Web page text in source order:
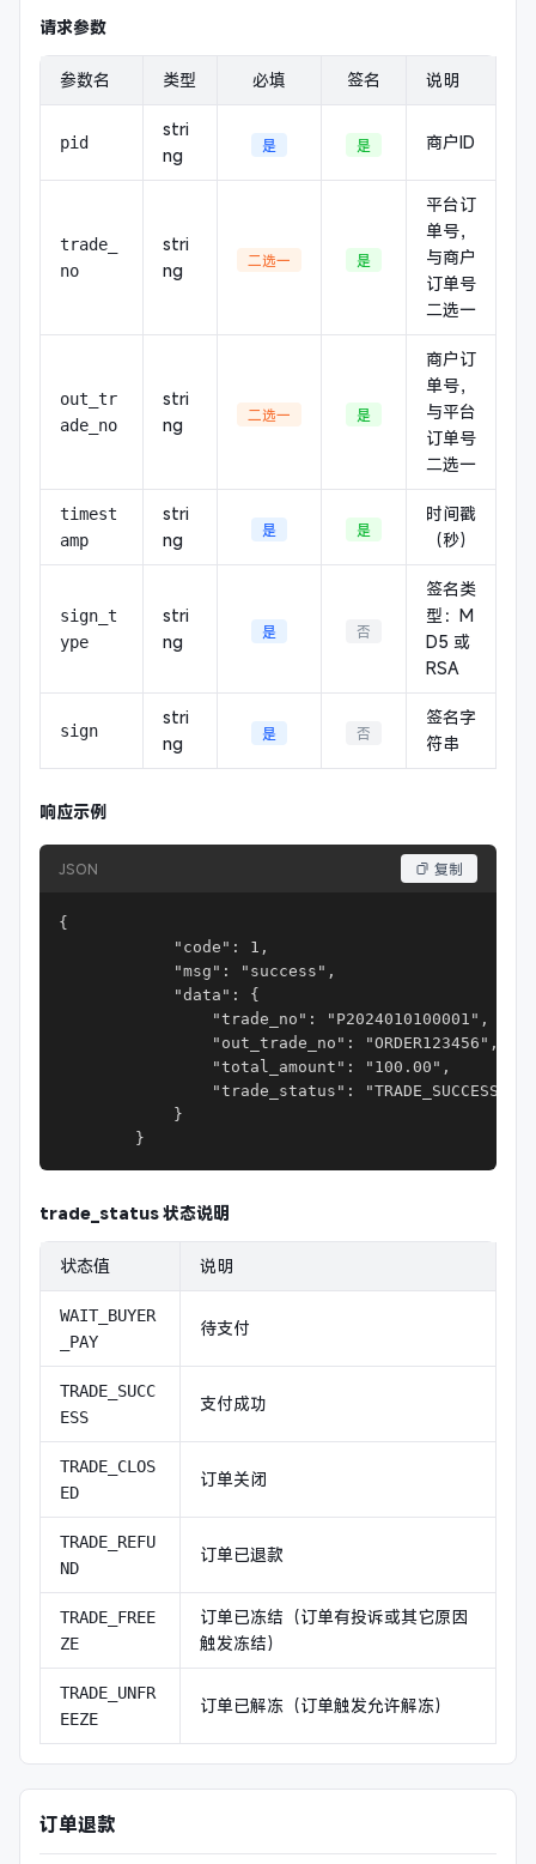
请求参数
参数名 类型 必填 签名 说明
pid
stri
ng
是 是 商户ID
trade_
no
stri
ng
二选一 是
平台订
单号，
与商户
订单号
二选一
out_tr
ade_no
stri
ng
二选一 是
商户订
单号，
与平台
订单号
二选一
timest
amp
stri
ng
是 是
时间戳
（秒）
sign_t
ype
stri
ng
是 否
签名类
型：M
D5 或
RSA
sign
stri
ng
是 否
签名字
符串
响应示例
JSON 复制
{
            "code": 1,
            "msg": "success",
            "data": {
                "trade_no": "P2024010100001",
                "out_trade_no": "ORDER123456",
                "total_amount": "100.00",
                "trade_status": "TRADE_SUCCESS"
            }
        }
trade_status 状态说明
状态值 说明
WAIT_BUYER
_PAY
待支付
TRADE_SUCC
ESS
支付成功
TRADE_CLOS
ED
订单关闭
TRADE_REFU
ND
订单已退款
TRADE_FREE
ZE
订单已冻结（订单有投诉或其它原因
触发冻结）
TRADE_UNFR
EEZE
订单已解冻（订单触发允许解冻）
订单退款